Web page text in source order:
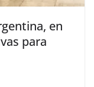
en
para